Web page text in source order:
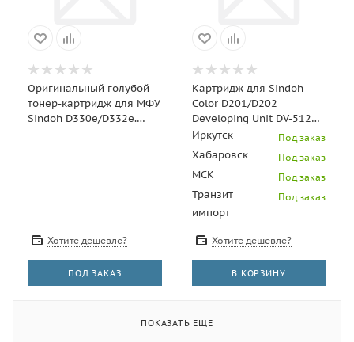
Оригинальный голубой
тонер-картридж для МФУ
Sindoh D330e/D332e.
Хотите дешевле?
ПОД ЗАКАЗ
Картридж для Sindoh
Color D201/D202
Developing Unit DV-512K
(600K) (o)
Иркутск Под заказ
Хабаровск Под заказ
МСК Под заказ
Транзит
импорт
Под заказ
Хотите дешевле?
В КОРЗИНУ
ПОКАЗАТЬ ЕЩЕ